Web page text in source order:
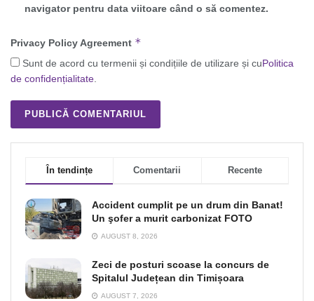
navigator pentru data viitoare când o să comentez.
Privacy Policy Agreement *
Sunt de acord cu termenii și condițiile de utilizare și cuPolitica
de confidențialitate.
În tendințe Comentarii Recente
Accident cumplit pe un drum din Banat!
Un şofer a murit carbonizat FOTO
AUGUST 8, 2026
Zeci de posturi scoase la concurs de
Spitalul Județean din Timișoara
AUGUST 7, 2026